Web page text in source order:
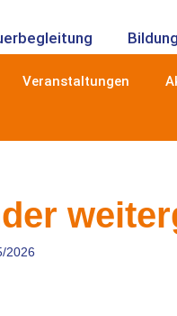
Veranstaltungen
2026